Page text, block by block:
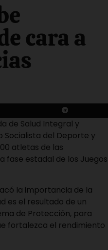
cara a
de Salud Integral y
del Deporte y
atletas de las
fase estadal de los Juegos
la importancia de la
es el resultado de un
de Protección, para
fortalezca el rendimiento